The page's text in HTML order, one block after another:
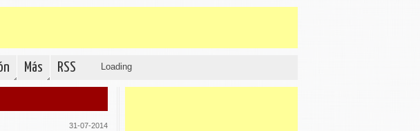
Más RSS Loading
31-07-2014